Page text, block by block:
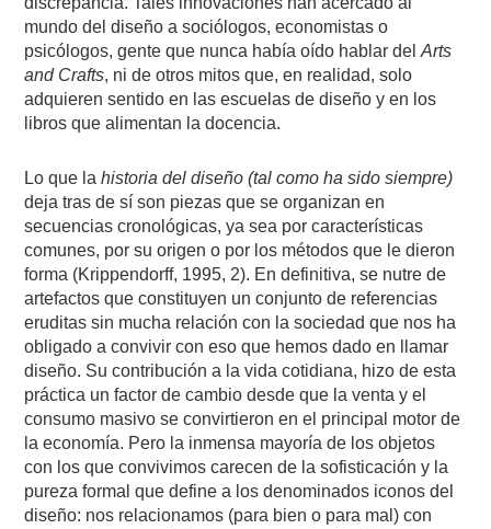
mundo del diseño a sociólogos, economistas o
psicólogos, gente que nunca había oído hablar delArts
and Crafts, ni de otros mitos que, en realidad, solo
adquieren sentido en las escuelas de diseño y en los
libros que alimentan la docencia.
Lo que lahistoria del diseño (tal como ha sido siempre)
deja tras de sí son piezas que se organizan en
secuencias cronológicas, ya sea por características
comunes, por su origen o por los métodos que le dieron
forma (Krippendorff, 1995, 2). En definitiva, se nutre de
artefactos que constituyen un conjunto de referencias
eruditas sin mucha relación con la sociedad que nos ha
obligado a convivir con eso que hemos dado en llamar
diseño. Su contribución a la vida cotidiana, hizo de esta
práctica un factor de cambio desde que la venta y el
consumo masivo se convirtieron en el principal motor de
la economía. Pero la inmensa mayoría de los objetos
con los que convivimos carecen de la sofisticación y la
pureza formal que define a los denominados iconos del
diseño: nos relacionamos (para bien o para mal) con